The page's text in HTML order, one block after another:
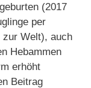
(2017
per
zur Welt), auch
Hebammen
erhöht
Beitrag